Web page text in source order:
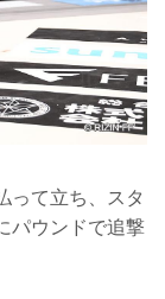
って立ち、スタ
パウンドで追撃